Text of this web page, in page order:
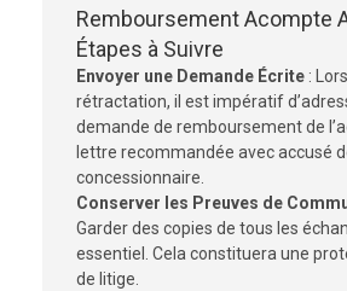
Remboursement Acompte
Étapes à Suivre
Envoyer une Demande Écrite :
rétractation, il est impératif
demande de remboursement de
lettre recommandée avec accusé
concessionnaire.
Conserver les Preuves de
Garder des copies de tous les
essentiel. Cela constituera une
de litige.